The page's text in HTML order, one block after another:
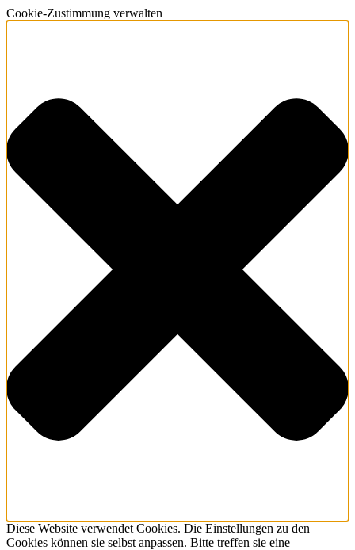
Cookie-Zustimmung verwalten
Diese Website verwendet Cookies. Die Einstellungen zu den
Cookies können sie selbst anpassen. Bitte treffen sie eine